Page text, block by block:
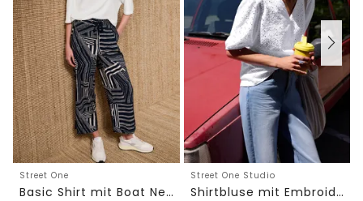
Street One
Basic Shirt mit Boat Neck und Elastikbund
Street One Studio
Shirtbluse mit Embroidery-Front